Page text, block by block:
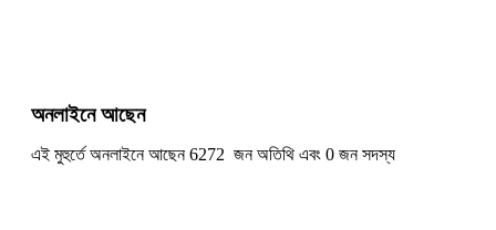
অনলাইনে আছেন
এই মুহুর্তে অনলাইনে আছেন 6272 জন অতিথি এবং 0 জন সদস্য